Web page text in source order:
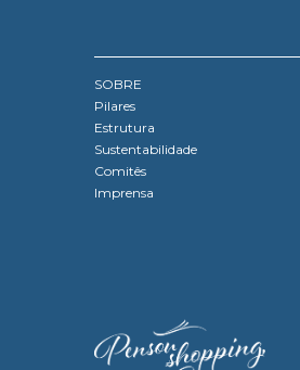
SOBRE
Pilares
Estrutura
Sustentabilidade
Comitês
Imprensa